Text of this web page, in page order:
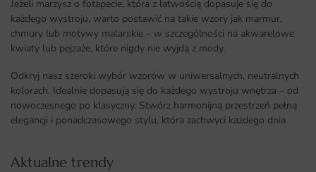
Jeżeli marzysz o fotapecie, która z łatwością dopasuje się do
każdego wystroju, warto postawić na takie wzory jak marmur,
chmury lub motywy malarskie – w szczególności na akwarelowe
kwiaty lub pejzaże, które nigdy nie wyjdą z mody.
Odkryj nasz szeroki wybór wzorów w uniwersalnych, neutralnych
kolorach. Idealnie dopasują się do każdego wystroju wnętrza – od
nowoczesnego po klasyczny. Stwórz harmonijną przestrzeń pełną
elegancji i ponadczasowego stylu, która zachwyci każdego dnia
Aktualne trendy​